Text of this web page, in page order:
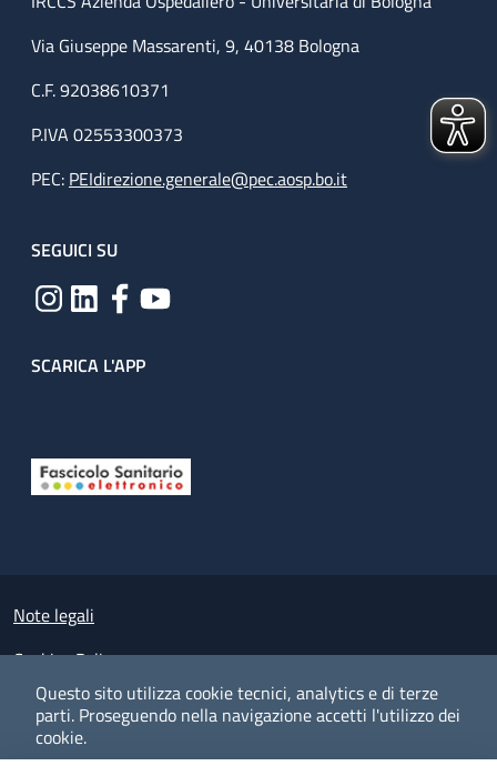
Questo sito utilizza cookie tecnici, analytics e di terze
parti. Proseguendo nella navigazione accetti l'utilizzo dei
cookie.
Via Giuseppe Massarenti, 9, 40138 Bologna
C.F. 92038610371
P.IVA 02553300373
PEC: PEIdirezione.generale@pec.aosp.bo.it
SEGUICI SU
SCARICA L'APP
Small prints
Note legali
Cookies Policy
Policy privacy e protezione del dato personale
Albo pretorio on-line